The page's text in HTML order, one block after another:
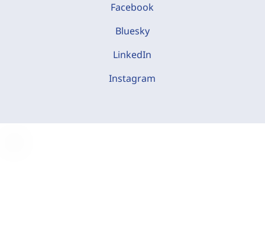
Facebook
Bluesky
LinkedIn
Instagram